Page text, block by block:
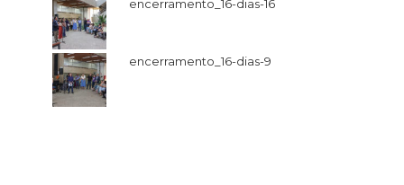
encerramento_16-dias-16
encerramento_16-dias-9